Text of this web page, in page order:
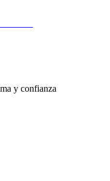
y confianza